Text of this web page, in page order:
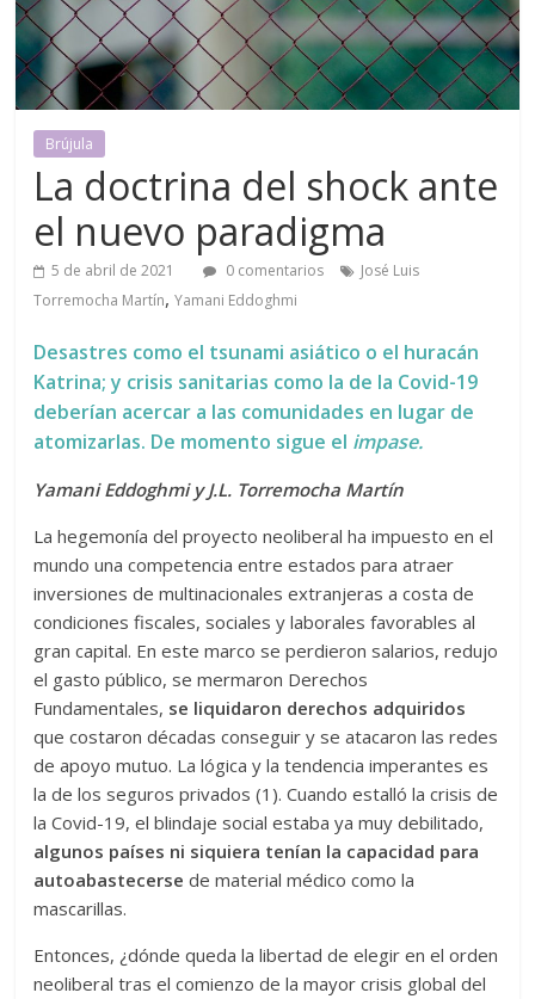
Brújula
La doctrina del shock ante
el nuevo paradigma
5 de abril de 2021 0 comentarios
José Luis
Torremocha Martín,Yamani Eddoghmi
Desastres como el tsunami asiático o el huracán
Katrina; y crisis sanitarias como la de la Covid-19
deberían acercar a las comunidades en lugar de
atomizarlas. De momento sigue el impase.
Yamani Eddoghmi y J.L. Torremocha Martín
La hegemonía del proyecto neoliberal ha impuesto en el
mundo una competencia entre estados para atraer
inversiones de multinacionales extranjeras a costa de
condiciones fiscales, sociales y laborales favorables al
gran capital. En este marco se perdieron salarios, redujo
el gasto público, se mermaron Derechos
Fundamentales, se liquidaron derechos adquiridos
que costaron décadas conseguir y se atacaron las redes
de apoyo mutuo. La lógica y la tendencia imperantes es
la de los seguros privados (1). Cuando estalló la crisis de
la Covid-19, el blindaje social estaba ya muy debilitado,
algunos países ni siquiera tenían la capacidad para
autoabastecerse de material médico como la
mascarillas.
Entonces, ¿dónde queda la libertad de elegir en el orden
neoliberal tras el comienzo de la mayor crisis global del